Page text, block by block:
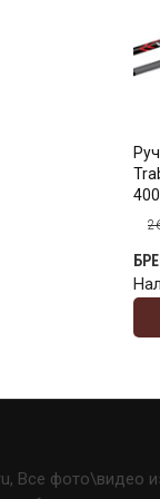
Все фото\видео